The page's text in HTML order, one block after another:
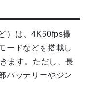
）は、4K60fps撮
ードなどを搭載し
ます。ただし、長
バッテリーやジン